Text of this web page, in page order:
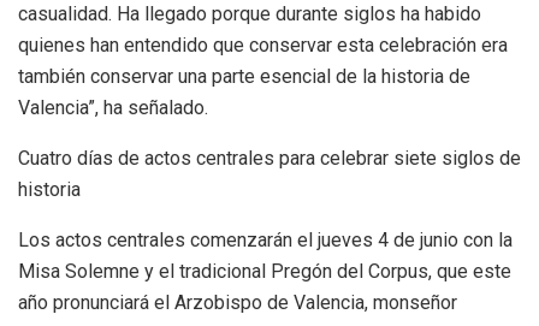
casualidad. Ha llegado porque durante siglos ha habido
quienes han entendido que conservar esta celebración era
también conservar una parte esencial de la historia de
Valencia”, ha señalado.
Cuatro días de actos centrales para celebrar siete siglos de
historia
Los actos centrales comenzarán el jueves 4 de junio con la
Misa Solemne y el tradicional Pregón del Corpus, que este
año pronunciará el Arzobispo de Valencia, monseñor